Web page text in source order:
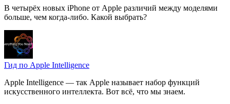
В четырёх новых iPhone от Apple различий между моделями
больше, чем когда-либо. Какой выбрать?
Гид по Apple Intelligence
Apple Intelligence — так Apple называет набор функций
искусственного интеллекта. Вот всё, что мы знаем.